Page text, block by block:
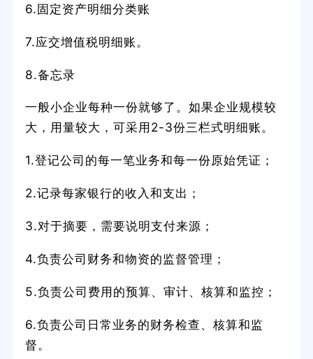
6.固定资产明细分类账
7.应交增值税明细账。
8.备忘录
一般小企业每种一份就够了。如果企业规模较
大，用量较大，可采用2-3份三栏式明细账。
1.登记公司的每一笔业务和每一份原始凭证；
2.记录每家银行的收入和支出；
3.对于摘要，需要说明支付来源；
4.负责公司财务和物资的监督管理；
5.负责公司费用的预算、审计、核算和监控；
6.负责公司日常业务的财务检查、核算和监
督。